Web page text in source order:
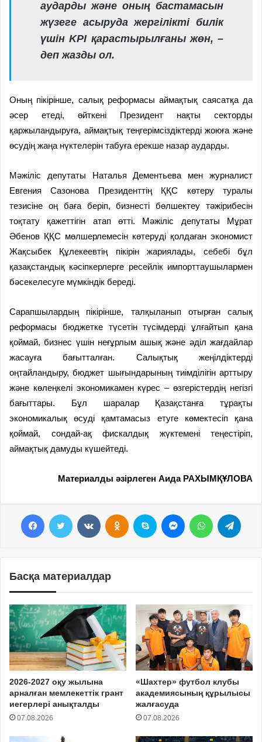
аударды және оның бастамасын
жүзеге асыруда жергілікті билік
үшін KPI қарастырылғаны жөн, –
деп жазды ол.
Оның пікірінше, салық реформасы аймақтық саясатқа да
әсер етеді, өйткені Президент нақты секторды
қаржыландыруға, аймақтық теңгерімсіздіктерді жоюға және
өсудің жаңа нүктелерін табуға ерекше назар аударды.
Мәжіліс депутаты Наталья Дементьева мен журналист
Евгения Сазонова Президенттің ҚҚС көтеру туралы
тезисіне оң баға беріп, бизнесті бөлшектеу тәжірибесін
тоқтату қажеттігін атап өтті. Мәжіліс депутаты Мұрат
Әбенов ҚҚС мөлшерлемесін көтеруді қолдаған экономист
Жақсыбек Құлекеевтің пікірін жариялады, себебі бұл
қазақстандық кәсіпкерлерге ресейлік импорттаушылармен
бәсекелесуге мүмкіндік береді.
Сарапшылардың пікірінше, талқыланып отырған салық
реформасы бюджетке түсетін түсімдерді ұлғайтып қана
қоймай, бизнес үшін неғұрлым ашық және әділ жағдайлар
жасауға бағытталған. Салықтық жеңілдіктерді
оңтайландыру, бюджет шығындарының тиімділігін арттыру
және көлеңкелі экономикамен күрес – өзгерістердің негізгі
бағыттары. Бұл шаралар Қазақстанға тұрақты
экономикалық өсуді қамтамасыз етуге көмектесіп қана
қоймай, сондай-ақ фискалдық жүктемені теңестіріп,
аймақтық дамуды күшейтеді.
Материалды әзірлеген Аида РАХЫМҚҰЛОВА
Басқа материалдар
2026-2027 оқу жылына
арналған мемлекеттік грант
иегерлері анықталды
07.08.2026
«Шахтер» футбол клубы
академиясының құрылысы
жалғасуда
07.08.2026